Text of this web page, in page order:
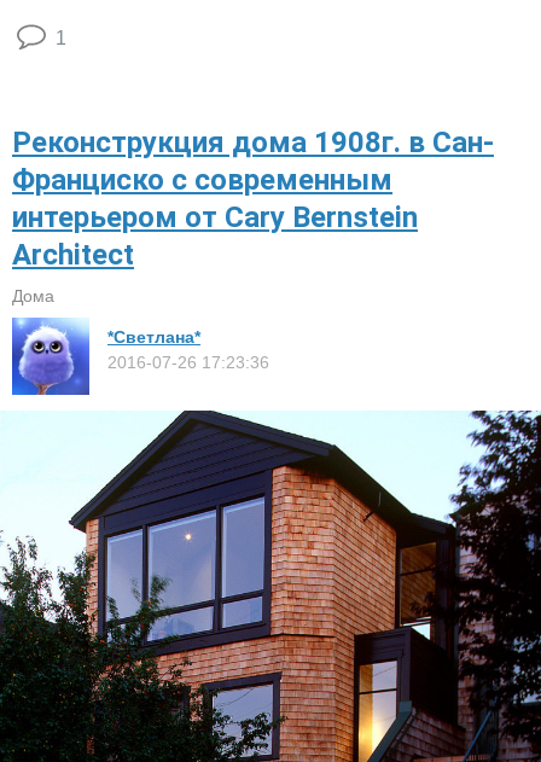
1
Реконструкция дома 1908г. в Сан-
Франциско с современным
интерьером от Cary Bernstein
Architect
Дома
*Светлана*
2016-07-26 17:23:36